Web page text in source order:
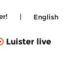
| English
Luister live